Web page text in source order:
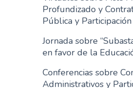
Profundizado y
Pública y
Jornada sobre
en favor de la
Conferencias sobre
Administrativos y